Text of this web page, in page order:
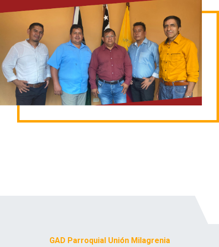
GAD Parroquial Unión Milagrenia